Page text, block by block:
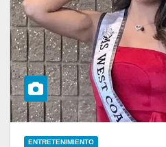
ENTRETENIMIENTO